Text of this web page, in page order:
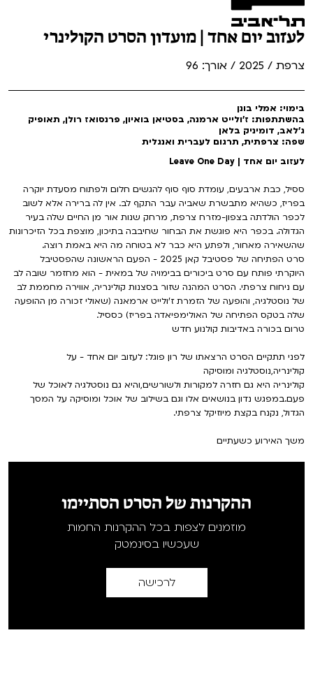
לעזוב יום אחד | מועדון הסרט הקולינרי
צרפת / 2025 / אורך: 96
בימוי: אמלי בונן
בהשתתפות: ז'ולייט ארמנה, בסטיאן בואיון, פרנסואז רולן, תאופיק
ג'לאב, דומיניק בלאן
שפה: צרפתית, תרגום לעברית ואנגלית
לעזוב יום אחד | Leave One Day
ססיל, כבת ארבעים, עומדת סוף סוף להגשים חלום ולפתוח מסעדת יוקרה
בפריז, כשהיא מתבשרת שאביה עבר התקף לב. אין לה ברירה אלא לשוב
לכפר הולדתה בצפון-מזרח צרפת, מרחק שנות אור מן החיים שלה בעיר
הגדולה. בכפר היא פוגשת את הבחור שחיבבה בתיכון, מוצפת בכל הזיכרונות
שהשאירה מאחור, ולפתע היא כבר לא בטוחה מה היא באמת רוצה.
סרט הפתיחה של פסטיבל קאן 2025 - הפעם הראשונה שהפסטיבל
היוקרתי פותח עם סרט ביכורים בבימויה של במאית - הוא מחזמר שובה לב
עם ניחוח צרפתי. הסרט המהנה שזור בסצנות קולינריה, אווירה מחממת לב
של נוסטלגיה, והופעה של הזמרת ז'ולייט ארמאנה (שאולי זכורה מן ההופעה
שלה בטקס הפתיחה של האולימפיאדה בפריז) כססיל.
טרום בכורה באדיבות קולנוע חדש
לפני תתקיים הסרט הרצאתו של רון פוגל: לעזוב יום אחד - על
קולינריה,נוסטלגיה ומוסיקה
קולינריה היא גם חזרה למקורות ולשורשים,והיא גם נוסטלגיה לאוכל של
פעם.במפגש נדון בנושאים אלו וגם בשילוב של אוכל ומוסיקה על המסך
הגדול, נקנח בקצת מיוזיקל צרפתי.
משך האירוע כשעתיים
ההקרנות של הסרט הסתיימו
מוזמנים לצפות בכל ההקרנות החמות
שעכשיו בסינמטק
לרכישה